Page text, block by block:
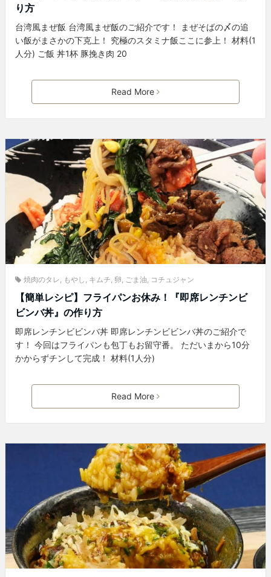
り方
台湾風まぜ飯 台湾風まぜ飯のご紹介です！ まぜそばの〆の追
い飯がまさかの下克上！ 究極のスタミナ飯ここに参上！ 材料(1
人分) ご飯 丼1杯 豚挽き肉 20
Read More
焼肉のタレ, もやし , キムチ, 卵, ごま油, コチュジャン
【簡単レシピ】フライパンお休み！『即席レンチンビ
ビンバ丼』の作り方
即席レンチンビビンバ丼 即席レンチンビビンバ丼のご紹介で
す！ 今回はフライパンも包丁もお留守番。 ただいまから10分
かからずチンして完成！ 材料(1人分)
Read More